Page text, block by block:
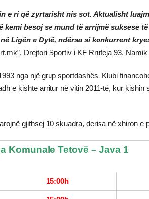
e ri që zyrtarisht nis sot. Aktualisht
kemi besoj se mund të arrijmë suksese
Ligën e Dytë, ndërsa si konkurrent
Drejtori Sportiv i KF Rrufeja 93, Namik
nga një grup sportdashës. Klubi
e kishte arritur në vitin 2011-të, kur kishin
gjithsej 10 skuadra, derisa në xhiron e
Komunale Tetovë – Java 1
15:00h